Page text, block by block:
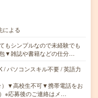
による
もシンプルなので未経験でも
▼雑誌や書籍などの仕分…
/ パソコンスキル不要 / 英語力
▼高校生不可▼携帯電話をお
※応募後のご連絡はメ…